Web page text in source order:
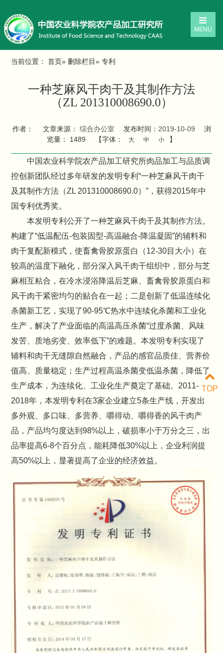
MENU
当前位置：首页»删除栏目» 专利
一种芝麻风干肉干及其制作方法
（ZL 201310008690.0）
作者： 文章来源： 综合办公室 发布时间： 2019-10-09
浏
览量： 1489 【字体： 大 中 小 】
中国农业科学院农产品加工研究所肉品加工与品质调
控创新团队经过多年研发的发明专利“一种芝麻风干肉干
及其制作方法（ZL 201310008690.0）”，获得2015年中
国专利优秀奖。
本发明专利公开了一种芝麻风干肉干及其制作方法。
构建了“低温配伍-包装固型-高温融合-降温凝固”的辅料和
肉干复配新模式，使畜禽骨胶原蛋白（12-30目大小）在
较高的温度下融化，部分深入风干肉干组织中，部分与芝
麻相互粘合，在冷水浸浴降温后芝麻、畜禽骨胶原蛋白和
风干肉干紧密均匀的贴合在一起；二是创新了低温连续化
杀菌新工艺，实现了90-95℃热水中连续化杀菌和工业化
生产，解决了产业面临的高温高压杀菌“过度杀菌、风味
发苦、质地劣变、效率低下”的难题。本发明专利实现了
辅料和肉干无缝隙自然融合，产品的感官品质佳、营养价
值高、质量稳定；生产过程高温杀菌变低温杀菌，降低了
生产成本，为连续化、工业化生产奠定了基础。2011-
2018年，本发明专利在3家企业建立5条生产线，开发出
多外观、多口味、多营养、嚼得动、嚼得香的风干肉产
品，产品均匀度达到98%以上，破损率小于万分之三，出
品率提高6-8个百分点，能耗降低30%以上，企业利润提
高50%以上，显著提高了企业的经济效益。
TOP